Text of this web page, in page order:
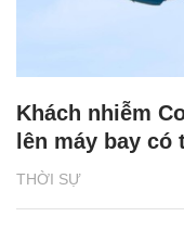
THỜI SỰ
Khách nhiễm
lên máy bay